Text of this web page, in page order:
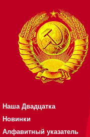
Наша Двадцатка
Новинки
Алфавитный указатель